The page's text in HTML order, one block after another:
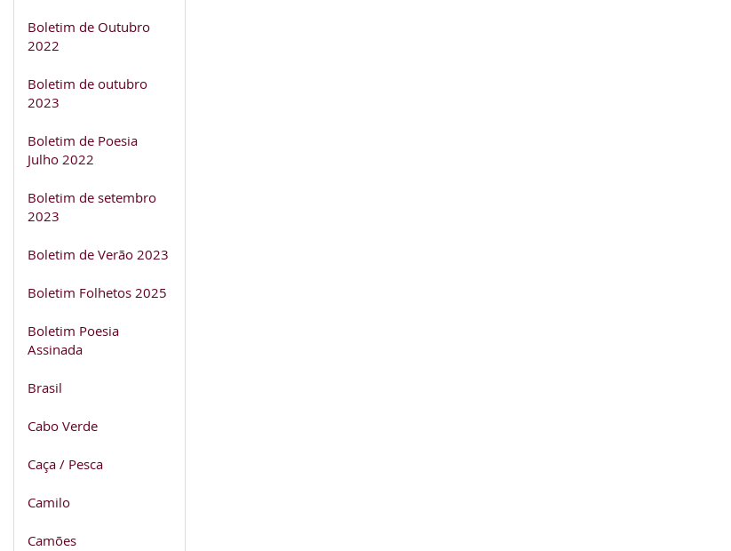
Boletim de Outubro
2022
Boletim de outubro
2023
Boletim de Poesia
Julho 2022
Boletim de setembro
2023
Boletim de Verão 2023
Boletim Folhetos 2025
Boletim Poesia
Assinada
Brasil
Cabo Verde
Caça / Pesca
Camilo
Camões